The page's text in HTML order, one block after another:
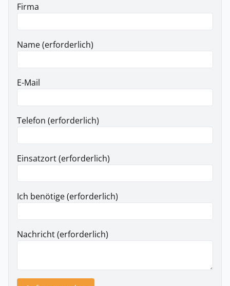
Firma
Name (erforderlich)
E-Mail
Telefon (erforderlich)
Einsatzort (erforderlich)
Ich benötige (erforderlich)
Nachricht (erforderlich)